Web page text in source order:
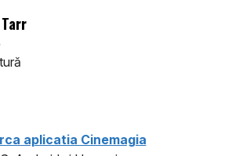
aplicatia Cinemagia